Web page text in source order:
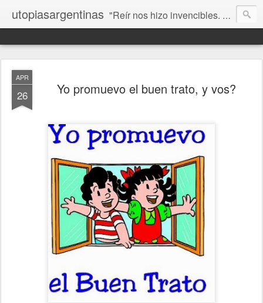
utopiasargentinas "Reír nos hizo invencibles. No como los que siempre ganan, sino como aquellos que no se rinden”. Frida Kahlo
APR
26 Yo promuevo el buen trato, y vos?